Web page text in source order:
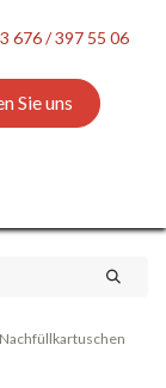
676 / 397 55 06
Sie uns